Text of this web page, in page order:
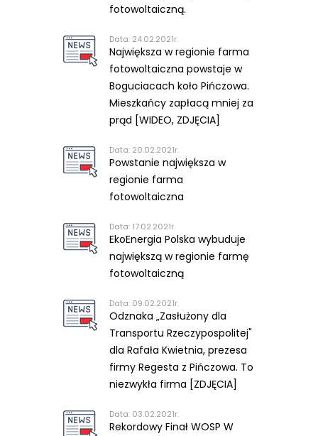
fotowoltaiczną.
Data: 24.02.2021r.
Największa w regionie farma
fotowoltaiczna powstaje w
Boguciacach koło Pińczowa.
Mieszkańcy zapłacą mniej za
prąd [WIDEO, ZDJĘCIA]
Data: 20.02.2021r.
Powstanie największa w
regionie farma
fotowoltaiczna
Data: 17.02.2021r.
EkoEnergia Polska wybuduje
największą w regionie farmę
fotowoltaiczną
Data: 09.02.2021r.
Odznaka „Zasłużony dla
Transportu Rzeczypospolitej"
dla Rafała Kwietnia, prezesa
firmy Regesta z Pińczowa. To
niezwykła firma [ZDJĘCIA]
Data: 03.02.2021r.
Rekordowy Finał WOSP W